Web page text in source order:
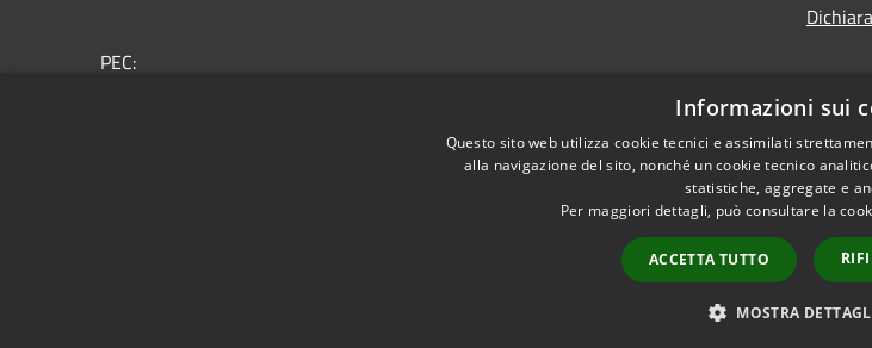
PEC:
Informazioni sui
Questo sito web utilizza cookie tecnici e assimilati
alla navigazione del sito, nonché un cookie tecnico
statistiche, aggregate e
Per maggiori dettagli, può consultare la
ACCETTA TUTTO
MOSTRA